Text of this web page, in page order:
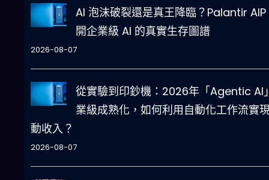
AI 泡沫破裂還是真王降臨？Palantir AIP
開企業級 AI 的真實生存圖譜
2026-08-07
從實驗到印鈔機：2026年「Agentic AI
業級成熟化，如何利用自動化工作流實
動收入？
2026-08-07